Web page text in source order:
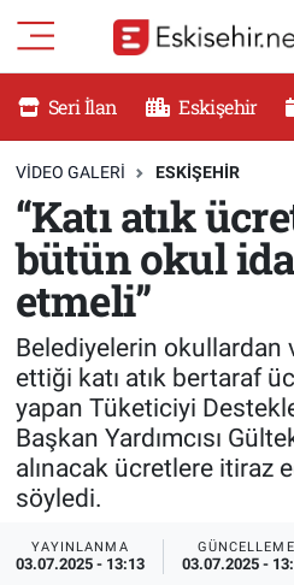
Seri İlan Eskişehir
VIDEO GALERI ESKİŞEHİR
“Katı atık
bütün okul
etmeli”
Belediyelerin okullardan
ettiği katı atık bertaraf
yapan Tüketiciyi
Başkan Yardımcısı
alınacak ücretlere itiraz
söyledi.
YAYINLANMA
03.07.2025 - 13:13
GÜNCELLEME
03.07.2025 -
RESMİ İLANLAR
DÜNYA
SAĞLIK
MAGAZİN
KADIN
TEKNOLOJİ
Eskişehir Nöbetçi
Eskişehir Namaz
Eskişehir Trafik
Süper Lig Puan Durumu
Tüm Manşetler
Son Dakika Haberleri